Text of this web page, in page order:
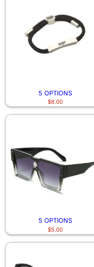
5 OPTIONS
$6.00
5 OPTIONS
$5.00